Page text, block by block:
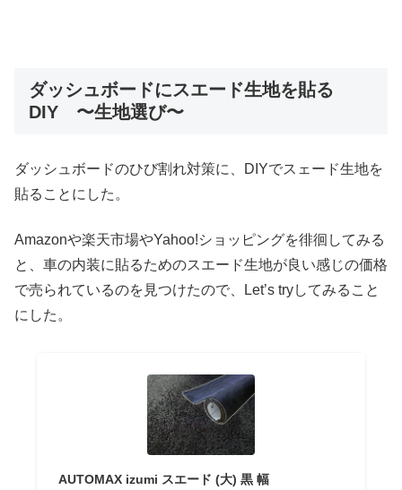
ダッシュボードにスエード生地を貼る
DIY 〜生地選び〜
ダッシュボードのひび割れ対策に、DIYでスェード生地を
貼ることにした。
Amazonや楽天市場やYahoo!ショッピングを徘徊してみる
と、車の内装に貼るためのスエード生地が良い感じの価格
で売られているのを見つけたので、Let’s tryしてみること
にした。
AUTOMAX izumi スエード (大) 黒 幅